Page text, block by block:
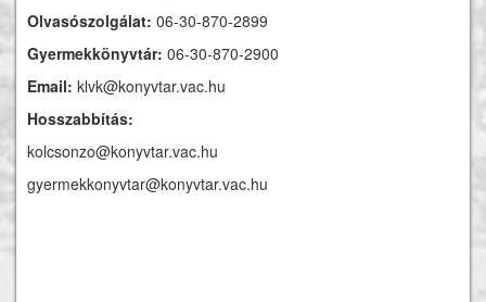
Olvasószolgálat: 06-30-870-2899
Gyermekkönyvtár: 06-30-870-2900
Email: klvk@konyvtar.vac.hu
Hosszabbítás:
kolcsonzo@konyvtar.vac.hu
gyermekkonyvtar@konyvtar.vac.hu